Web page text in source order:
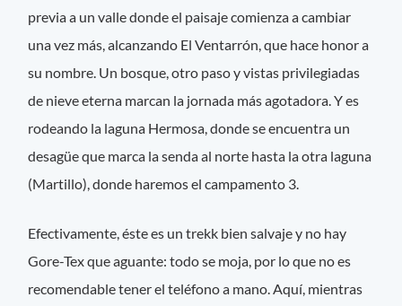
previa a un valle donde el paisaje comienza a cambiar
una vez más, alcanzando El Ventarrón, que hace honor a
su nombre. Un bosque, otro paso y vistas privilegiadas
de nieve eterna marcan la jornada más agotadora. Y es
rodeando la laguna Hermosa, donde se encuentra un
desagüe que marca la senda al norte hasta la otra laguna
(Martillo), donde haremos el campamento 3.
Efectivamente, éste es un trekk bien salvaje y no hay
Gore-Tex que aguante: todo se moja, por lo que no es
recomendable tener el teléfono a mano. Aquí, mientras